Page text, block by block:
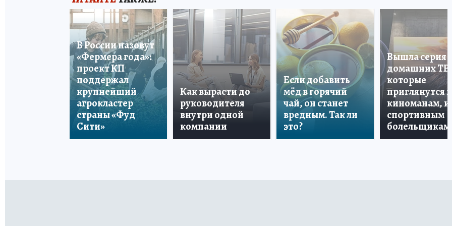
В России назовут
«Фермера года»:
проект КП
поддержал
крупнейший
агрокластер
страны «Фуд
Сити»
Как вырасти до
руководителя
внутри одной
компании
Если добавить
мёд в горячий
чай, он станет
вредным. Так ли
это?
Вышла серия
домашних ТВ,
которые
приглянутся и
киноманам, и
спортивным
болельщикам